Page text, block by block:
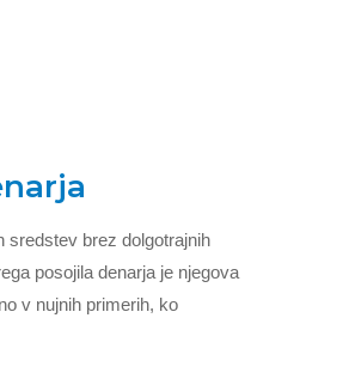
sredstev brez dolgotrajnih
posojila denarja je njegova
v nujnih primerih, ko